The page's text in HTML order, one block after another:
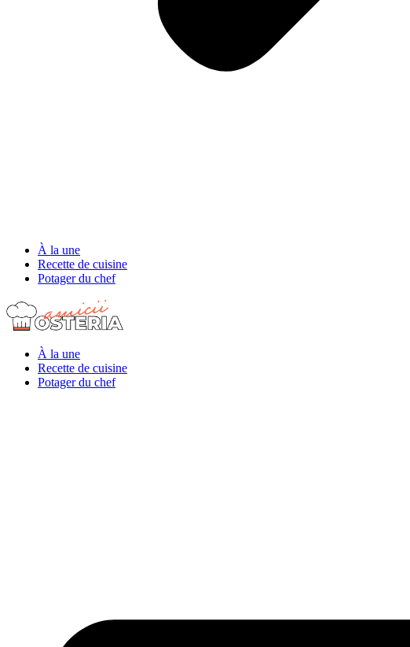
À la une
Recette de cuisine
Potager du chef
À la une
Recette de cuisine
Potager du chef